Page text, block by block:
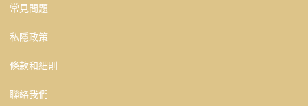
常見問題
私隱政策
條款和細則
聯絡我們